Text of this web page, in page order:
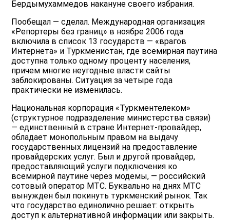
Бердымухаммедов накануне своего избрания.
Пообещал — сделал. Международная организация
«Репортеры без границ» в ноябре 2006 года
включила в список 13 государств — «врагов
Интернета» и Туркменистан, где всемирная паутина
доступна только одному проценту населения,
причем многие неугодные власти сайты
заблокированы. Ситуация за четыре года
практически не изменилась.
Национальная корпорация «Туркментелеком»
(структурное подразделение министерства связи)
— единственный в стране Интернет-провайдер,
обладает монопольным правом на выдачу
государственных лицензий на предоставление
провайдерских услуг. Был и другой провайдер,
предоставляющий услуги подключения ко
всемирной паутине через модемы, — российский
сотовый оператор МТС. Буквально на днях МТС
вынужден был покинуть туркменский рынок. Так
что государство единолично решает: открыть
доступ к альтернативной информации или закрыть.